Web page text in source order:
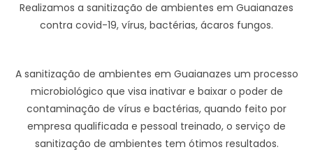
Realizamos a sanitização de ambientes em Guaianazes
contra covid-19, vírus, bactérias, ácaros fungos.
A sanitização de ambientes em Guaianazes um processo
microbiológico que visa inativar e baixar o poder de
contaminação de vírus e bactérias, quando feito por
empresa qualificada e pessoal treinado, o serviço de
sanitização de ambientes tem ótimos resultados.